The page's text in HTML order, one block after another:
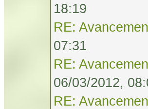
18:19
RE:
07:31
RE:
06/03/2012,
RE: